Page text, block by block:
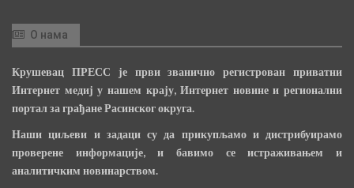
О нама
Крушевац ПРЕСС је први званично регистрован приватни
Интернет медиј у нашем крају, Интернет новине и регионални
портал за грађане Расинског округа.
Наши циљеви и задаци су да прикупљамо и дистрибуирамо
проверене информације, и бавимо се истраживањем и
аналитичким новинарством.